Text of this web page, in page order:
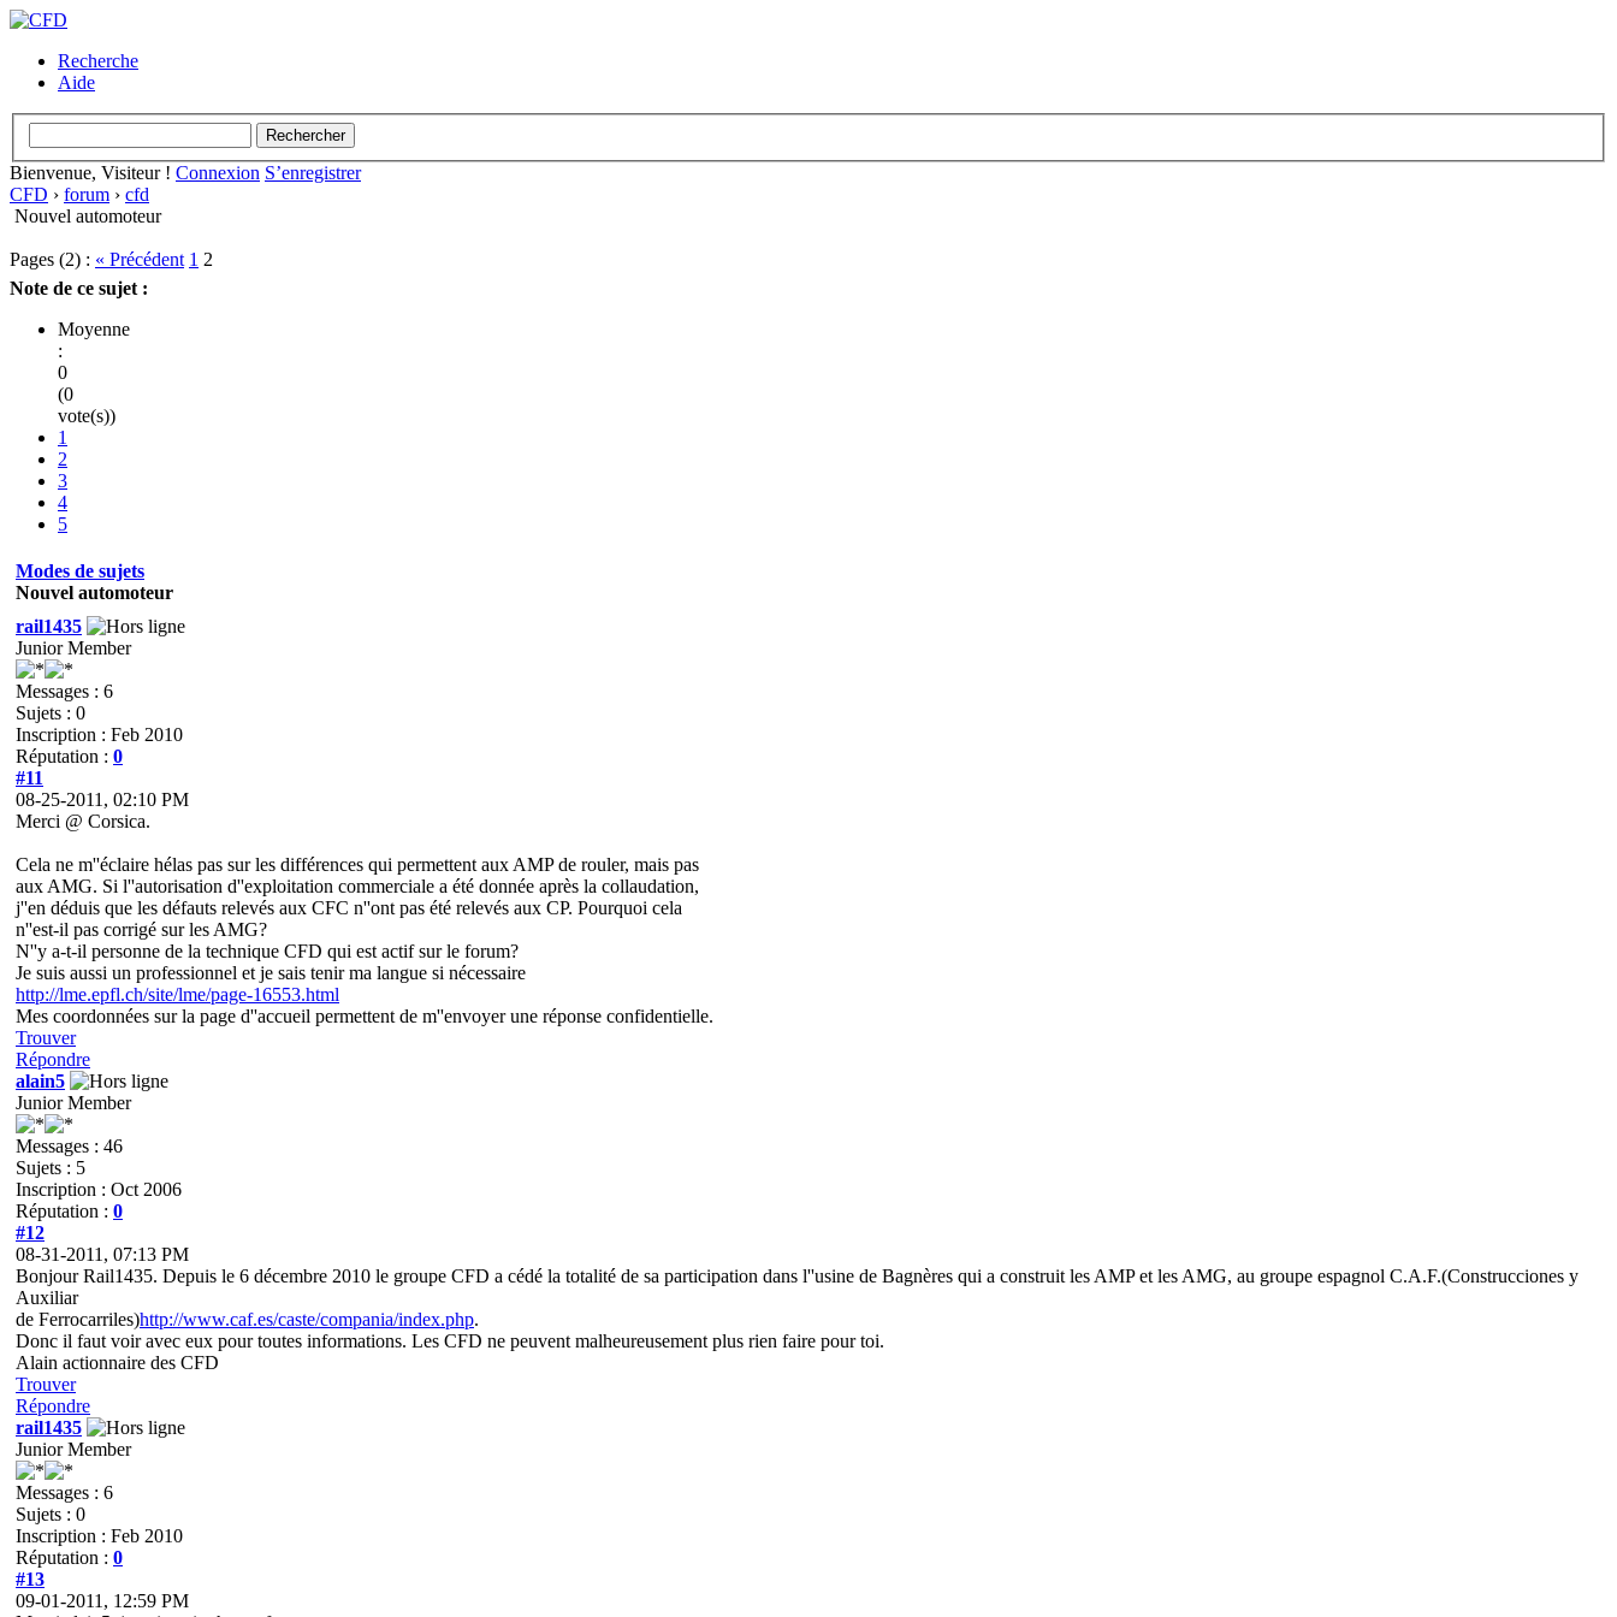
Recherche
Aide
Bienvenue, Visiteur ! Connexion S’enregistrer
CFD › forum › cfd
Nouvel automoteur
Pages (2) : « Précédent 1 2
Note de ce sujet :
Moyenne
:
0
(0
vote(s))
1
2
3
4
5
Modes de sujets
Nouvel automoteur
rail1435
Junior Member
Messages : 6
Sujets : 0
Inscription : Feb 2010
Réputation : 0
#11
08-25-2011, 02:10 PM
Merci @ Corsica.
Cela ne m''éclaire hélas pas sur les différences qui permettent aux AMP de rouler, mais pas
aux AMG. Si l''autorisation d''exploitation commerciale a été donnée après la collaudation,
j''en déduis que les défauts relevés aux CFC n''ont pas été relevés aux CP. Pourquoi cela
n''est-il pas corrigé sur les AMG?
N''y a-t-il personne de la technique CFD qui est actif sur le forum?
Je suis aussi un professionnel et je sais tenir ma langue si nécessaire
http://lme.epfl.ch/site/lme/page-16553.html
Mes coordonnées sur la page d''accueil permettent de m''envoyer une réponse confidentielle.
Trouver
Répondre
alain5
Junior Member
Messages : 46
Sujets : 5
Inscription : Oct 2006
Réputation : 0
#12
08-31-2011, 07:13 PM
Bonjour Rail1435. Depuis le 6 décembre 2010 le groupe CFD a cédé la totalité de sa participation dans l''usine de Bagnères qui a construit les AMP et les AMG, au groupe espagnol C.A.F.(Construcciones y
Auxiliar
de Ferrocarriles)http://www.caf.es/caste/compania/index.php.
Donc il faut voir avec eux pour toutes informations. Les CFD ne peuvent malheureusement plus rien faire pour toi.
Alain actionnaire des CFD
Trouver
Répondre
rail1435
Junior Member
Messages : 6
Sujets : 0
Inscription : Feb 2010
Réputation : 0
#13
09-01-2011, 12:59 PM